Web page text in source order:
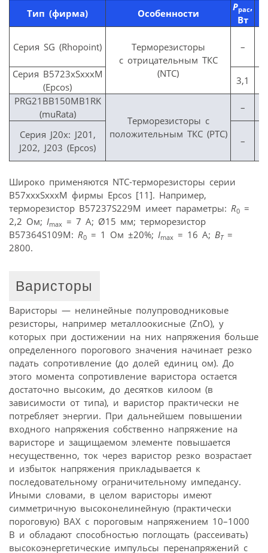
Тип (фирма) Особенности
Pрас,
Вт
Серия SG (Rhopoint)
Терморезисторы
с отрицательным ТКС
(NTC)
–
Серия B5723xSxxxM
(Epcos)
3,1
PRG21BB150MB1RK
(muRata)
Терморезисторы с
положительным ТКС (PTC)
–
Cерия J20x: J201,
J202, J203 (Epcos)
–
Широко применяются NTC-терморезисторы серии
B57xxxSххxM фирмы Epcos [11]. Например,
терморезистор B57237S229M имеет параметры: R0 =
2,2 Ом; Imax = 7 А; Ø15 мм; терморезистор
B57364S109M: R0 = 1 Ом ±20%; Imax = 16 A; BT=
2800.
Варисторы
Варисторы — нелинейные полупроводниковые
резисторы, например металлоокисные (ZnO), у
которых при достижении на них напряжения больше
определенного порогового значения начинает резко
падать сопротивление (до долей единиц ом). До
этого момента сопротивление варистора остается
достаточно высоким, до десятков килоом (в
зависимости от типа), и варистор практически не
потребляет энергии. При дальнейшем повышении
входного напряжения собственно напряжение на
варисторе и защищаемом элементе повышается
несущественно, ток через варистор резко возрастает
и избыток напряжения прикладывается к
последовательному ограничительному импедансу.
Иными словами, в целом варисторы имеют
симметричную высоконелинейную (практически
пороговую) ВАХ с пороговым напряжением 10–1000
В и обладают способностью поглощать (рассеивать)
высокоэнергетические импульсы перенапряжений с